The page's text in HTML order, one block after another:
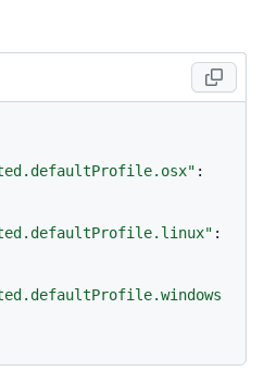
:
: